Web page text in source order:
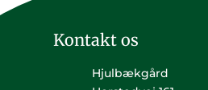
Kontakt os
Hjulbækgård